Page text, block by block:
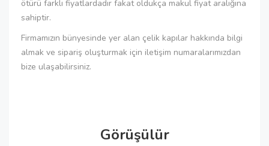
ötürü farklı fiyatlardadır fakat oldukça makul fiyat aralığına
sahiptir.
Firmamızın bünyesinde yer alan çelik kapılar hakkında bilgi
almak ve sipariş oluşturmak için iletişim numaralarımızdan
bize ulaşabilirsiniz.
Görüşülür